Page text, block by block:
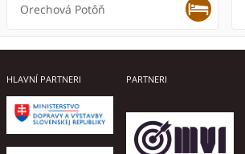
Orechová Potôň
HLAVNÍ PARTNERI PARTNERI